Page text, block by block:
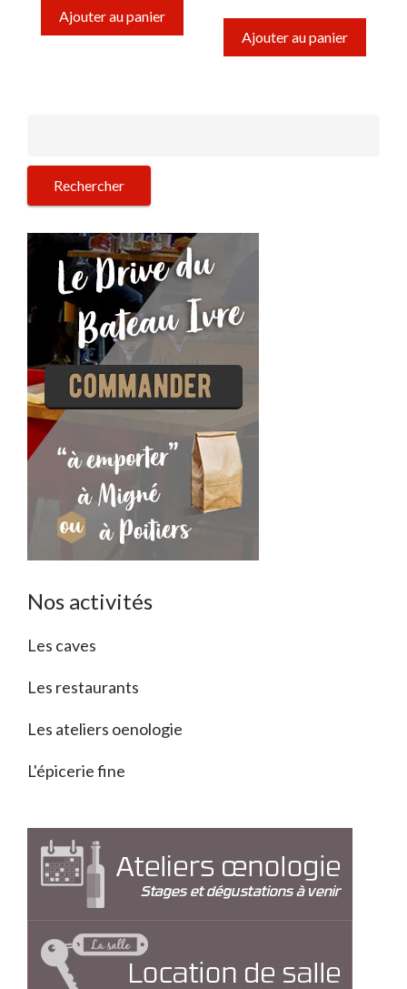
Ajouter au panier
Ajouter au panier
Nos activités
Les caves
Les restaurants
Les ateliers oenologie
L'épicerie fine